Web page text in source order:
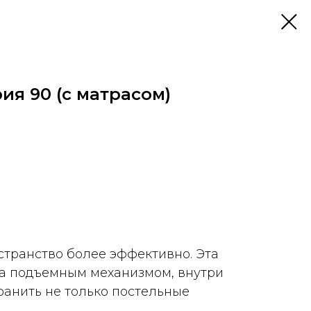
90 (с матрасом)
более эффективно. Эта
подъемным механизмом, внутри
не только постельные